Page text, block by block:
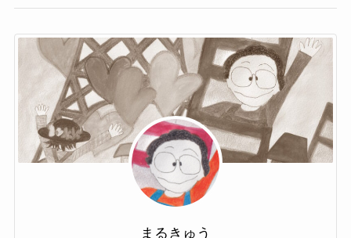
まるきゅう